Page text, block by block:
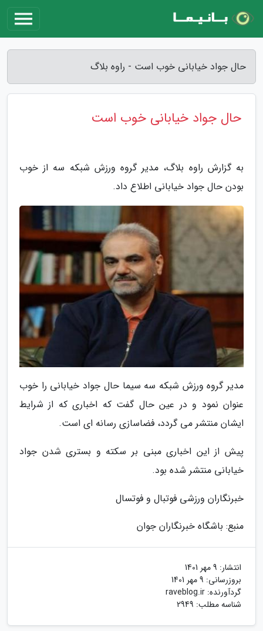
حال جواد خیابانی خوب است - راوه بلاگ
حال جواد خیابانی خوب است
به گزارش راوه بلاگ، مدیر گروه ورزش شبکه سه از خوب
بودن حال جواد خیابانی اطلاع داد.
مدیر گروه ورزش شبکه سه سیما حال جواد خیابانی را خوب
عنوان نمود و در عین حال گفت که اخباری که از شرایط
ایشان منتشر می گردد، فضاسازی رسانه ای است.
پیش از این اخباری مبنی بر سکته و بستری شدن جواد
خیابانی منتشر شده بود.
خبرنگاران ورزشی فوتبال و فوتسال
منبع: باشگاه خبرنگاران جوان
انتشار: 9 مهر 1401
بروزرسانی: 9 مهر 1401
گردآورنده: raveblog.ir
شناسه مطلب: 2949